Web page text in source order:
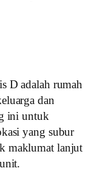
D adalah rumah
dan
ini untuk
yang subur
maklumat lanjut